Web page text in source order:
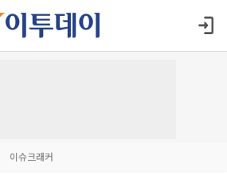
이슈크래커